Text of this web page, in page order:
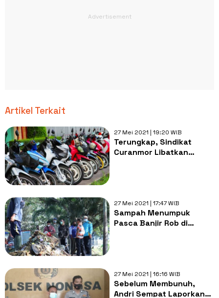
Artikel Terkait
27 Mei 2021 | 19:20 WIB
Terungkap, Sindikat
Curanmor Libatkan
27 Mei 2021 | 17:47 WIB
Sampah Menumpuk
Pasca Banjir Rob di
27 Mei 2021 | 16:16 WIB
Sebelum Membunuh,
Andri Sempat Laporkan